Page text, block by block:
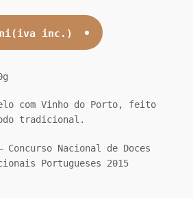
inc.)
com Vinho do Porto, feito
tradicional.
Nacional de Doces
Portugueses 2015